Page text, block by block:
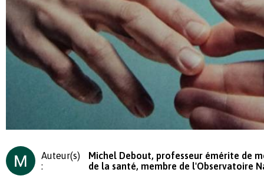
Auteur(s)
:
Michel Debout, professeur émérite de
de la santé, membre de l'Observatoire